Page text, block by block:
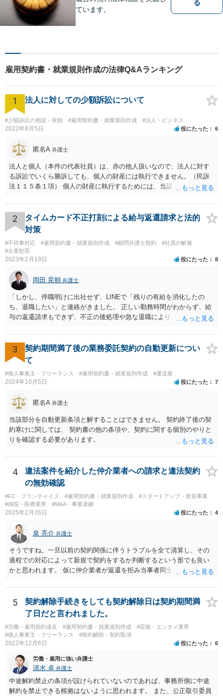
ています。
る
雇用契約書・就業規則作成の法律Q&Aランキング
1 法人に対しての少額訴訟について
#少額訴訟の相談・依頼 #雇用契約書・就業規則作成 #法人・ビジネス
2022年8月5日 役にたった 6
匿名A 弁護士
法人と個人（本件の代表社員）は、赤の他人扱いなので、法人に対す
る訴訟でいくら勝訴しても、個人の財産には執行できません。（民訴
法１１５条１項） 個人の財産に執行するためには、当該個人に対して
ります。貴殿が被告になった場合は、「彼氏」の干渉を受けずに応訴
することができます。「彼女」氏は、故意又は重過失を立証する必要
があります。 なお、仮に会社法４２９条の責任が認められ敗訴した場
合は、２５万円ずつではなく５０万円の連帯債務になります（同法４
３０条）。「彼女」氏は、５０万円の範囲内でどちらにいくら請求し
てもよく、支払った人はその半額をもう一人の代表社員に請求（求
2
タイムカード不正打刻による給与返還請求と法的
対策
#不祥事対応 #雇用契約書・就業規則作成 #顧問弁護士契約
#社員の解雇
#企業犯罪
2023年2月19日 役にたった 8
岡田 晃朝 弁護士
「しかし、停職明けに出社せず、LINEで「残りの有給を消化したの
ち、退職したい」と連絡がきました。 正しい勤務時間がわからず、給
与の返還請求もできず、不正の後処理や急な退職により、社や他のス
状況です。」 大変悪質ですね。打刻場所のデータと、これまでのタイ
ムカードの虚偽を確認し、突き付けて責任を問題にすることになるで
しょう。 詐欺もありうるでしょうね。 「正しい時間がわからないとい
うタイムカード不正打刻による返還請求はどのようにおこなえばよい
でしょうか？」 想定できる虚偽を前提に、相手と協議して詰めればよ
いかと思います。 確実な記録があれば、それによるのがよいですが、
すべては不可能でしょうので。 相手の言動には早急には返事をせずに
弁護士と相談しながら、対応策を検討する方がよいでしょう。 また、
返還が難しい場合、損害賠償を請求する事はできますでしょうか？ 法
的には可能ですが、立証の問題があります。 協議でも問題にできそう
ですが、調停なども検討できるでしょう。 また、返還請求も損害賠償
請求もせず、「詐欺」として、警察に被害届を出す事は可能でしょう
か？ 内容的には検討できますが、立証は、民事よりさらにワンランク
上がります。 警察に相談されてもよい事案だとは思います。
3
契約期間満了後の業務委託契約の自動更新につい
て
#個人事業主・フリーランス #雇用契約書・就業規則作成 #運送業
2024年10月5日 役にたった 7
匿名A 弁護士
当該部分を自動更新条項と解することはできません。 契約終了後の契
約寒けに関しては、 契約書の他の条項や、契約に関する個別のやりと
りを確認する必要があります。
4
違法案件を紹介した仲介業者への請求と違法契約
の無効確認
#FC・フランチャイズ #雇用契約書・就業規則作成
#スタートアップ・新規事業
#病院・医療業界
#M&A・事業承継
2025年2月26日 役にたった 4
泉 亮介 弁護士
そうですね。一旦以前の契約関係に伴うトラブルを全て清算し、その
過程での対応によって新規で契約をするか判断するという形でも良い
かと思われます。 仮に仲介業者が返還を拒み当事者同士での解決が困
5
契約解除手続きをしても契約解除日は契約期間満
了日だと言われました。
#労働・雇用契約違反 #雇用契約書・就業規則作成
#芸能・エンタメ業界
#個人事業主・フリーランス
#契約解除・契約取消
2022年12月6日 役にたった 6
労働・雇用に強い弁護士
清水 卓 弁護士
中途解約禁止の条項が設けられていないのであれば、事務所側に中途
解約を禁止できる根拠はないように思われます。 また、公正取引委員